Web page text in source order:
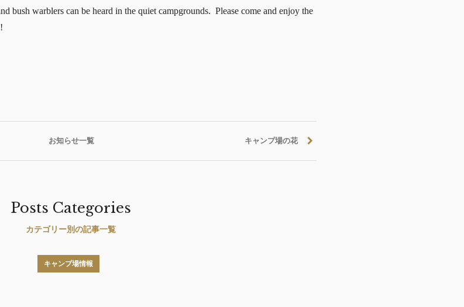
bush warblers can be heard in the quiet campgrounds. Please come and enjoy the
お知らせ一覧 キャンプ場の花
Posts Categories
カテゴリー別の記事一覧
キャンプ場情報